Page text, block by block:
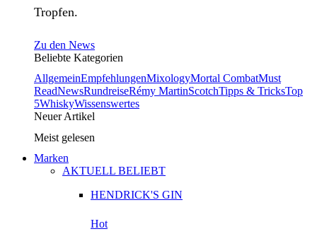
Tropfen.
Zu den News
Beliebte Kategorien
AllgemeinEmpfehlungenMixologyMortal CombatMust
ReadNewsRundreiseRémy MartinScotchTipps & TricksTop
5WhiskyWissenswertes
Neuer Artikel
Meist gelesen
Marken
AKTUELL BELIEBT
HENDRICK'S GIN
Hot